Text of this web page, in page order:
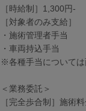
［時給制］1,300円-
［対象者のみ支給］
・施術管理者手当
・車両持込手当
※各種手当については
＜業務委託＞
［完全歩合制］施術